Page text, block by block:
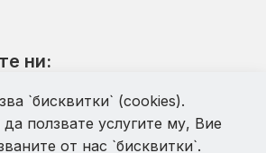
ни:
`бисквитки` (cookies).
ползвате услугите му, Вие
от нас `бисквитки`.